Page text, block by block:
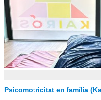
Psicomotricitat en família